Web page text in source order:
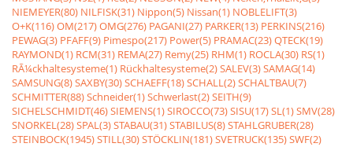
NIEMEYER(80) NILFISK(31) Nippon(5) Nissan(1) NOBLELIFT(3)
O+K(116)OM(217)OMG(276) PAGANI(27) PARKER(13) PERKINS(216)
PEWAG(3) PFAFF(9) Pimespo(217) Power(5) PRAMAC(23)QTECK(19)
RAYMOND(1) RCM(31) REMA(27) Remy(25) RHM(1) ROCLA(30) RS(1)
RÃ¼ckhaltesysteme(1) Rückhaltesysteme(2)SALEV(3)SAMAG(14)
SAMSUNG(8)SAXBY(30)SCHAEFF(18)SCHALL(2)SCHALTBAU(7)
SCHMITTER(88)Schneider(1)Schwerlast(2)SEITH(9)
SICHELSCHMIDT(46)SIEMENS(1)SIROCCO(73)SISU(17)SL(1)SMV(28)
SNORKEL(28)SPAL(3)STABAU(31)STABILUS(8)STAHLGRUBER(28)
STEINBOCK(1945)STILL(30)STÖCKLIN(181)SVETRUCK(135)SWF(2)